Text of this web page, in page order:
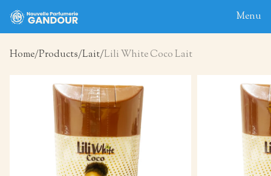
Menu
About
Blog
Products
Contact
Home Products Lait Lili White Coco Lait